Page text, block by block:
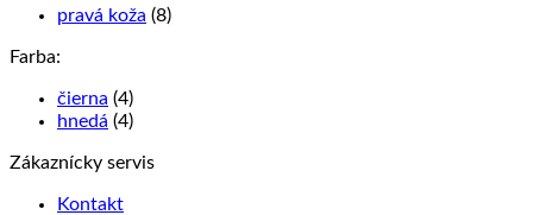
pravá koža (8)
Farba:
čierna (4)
hnedá (4)
Zákaznícky servis
Kontakt